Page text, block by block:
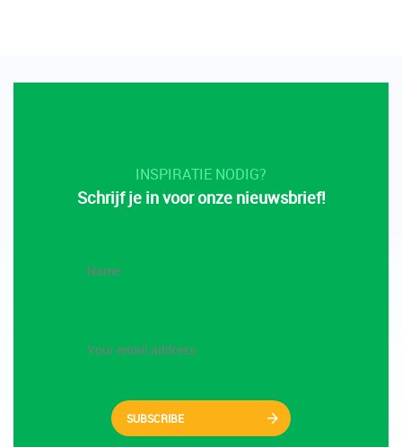
INSPIRATIE NODIG?
Schrijf je in voor onze nieuwsbrief!
SUBSCRIBE